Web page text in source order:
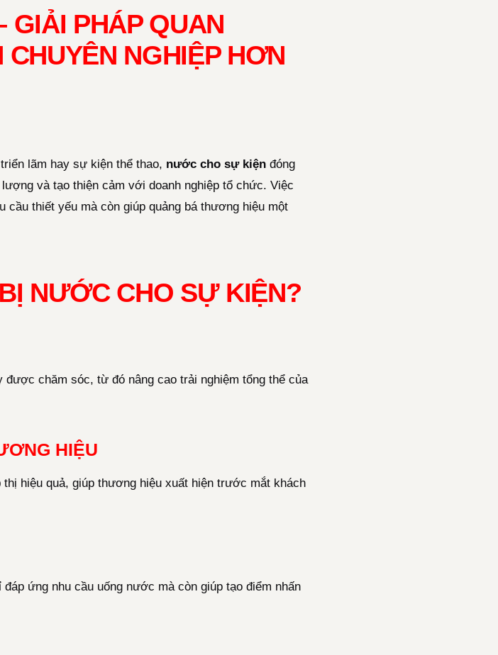
GIẢI PHÁP QUAN
NGHIỆP HƠN
lãm hay sự kiện thể thao, nước cho sự kiện đóng
và tạo thiện cảm với doanh nghiệp tổ chức. Việc
cầu thiết yếu mà còn giúp quảng bá thương hiệu một
NƯỚC CHO SỰ KIỆN?
chăm sóc, từ đó nâng cao trải nghiệm tổng thể của
HIỆU
thị hiệu quả, giúp thương hiệu xuất hiện trước mắt khách
ứng nhu cầu uống nước mà còn giúp tạo điểm nhấn